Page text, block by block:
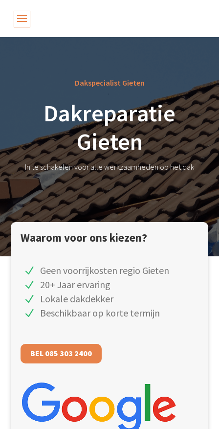
Dakspecialist Gieten
Dakreparatie
Gieten
In te schakelen voor alle werkzaamheden op het dak
Waarom voor ons kiezen?
Geen voorrijkosten regio Gieten
20+ Jaar ervaring
Lokale dakdekker
Beschikbaar op korte termijn
BEL 085 303 2400